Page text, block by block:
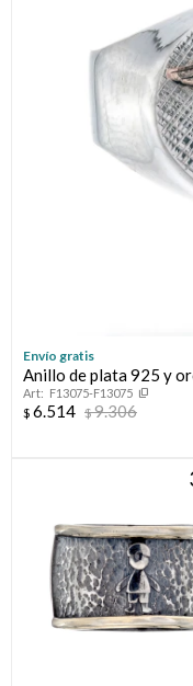
Envío gratis
Anillo de plata 925 y
F13075-F13075
$ 6.514 $9.306